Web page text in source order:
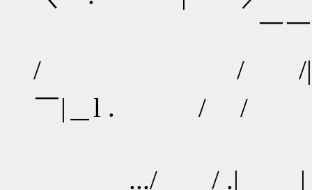
￣￣/ /
/ / /| |.
￣|＿l . / /
_ .../ / .|